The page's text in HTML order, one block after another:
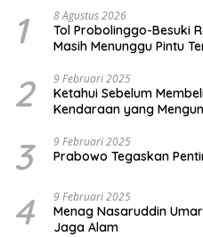
1 8 Agustus 2026
Tol Probolinggo-Besuki
Masih Menunggu Pintu
2 9 Februari 2025
Ketahui Sebelum
Kendaraan yang
3 9 Februari 2025
Prabowo Tegaskan
4 9 Februari 2025
Menag Nasaruddin
Jaga Alam